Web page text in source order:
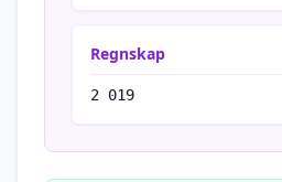
Regnskap
2 019